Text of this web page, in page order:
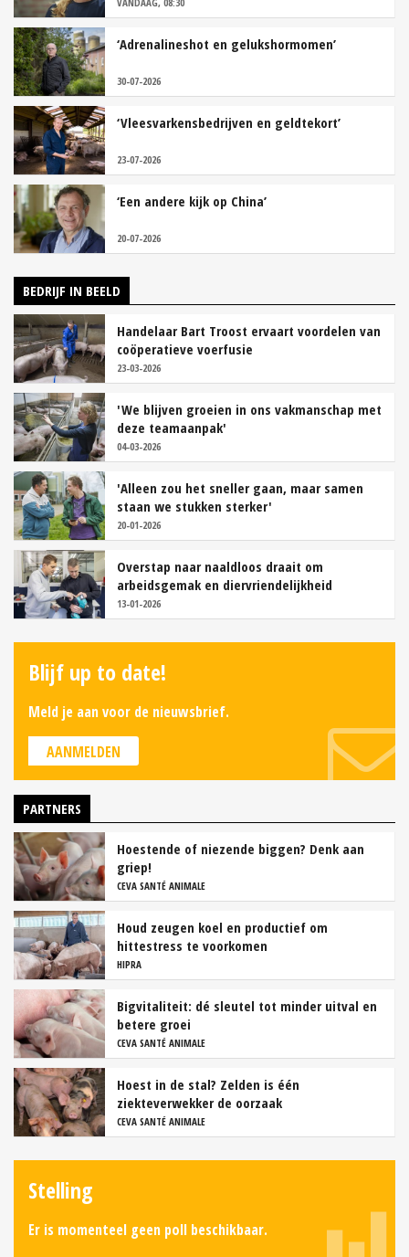
‘Adrenalineshot en gelukshormomen’
30-07-2026
‘Vleesvarkensbedrijven en geldtekort’
23-07-2026
‘Een andere kijk op China’
20-07-2026
BEDRIJF IN BEELD
Handelaar Bart Troost ervaart voordelen van
coöperatieve voerfusie
23-03-2026
'We blijven groeien in ons vakmanschap met
deze teamaanpak'
04-03-2026
'Alleen zou het sneller gaan, maar samen
staan we stukken sterker'
20-01-2026
Overstap naar naaldloos draait om
arbeidsgemak en diervriendelijkheid
13-01-2026
Blijf up to date!
Meld je aan voor de nieuwsbrief.
AANMELDEN
PARTNERS
Hoestende of niezende biggen? Denk aan
griep!
CEVA SANTÉ ANIMALE
Houd zeugen koel en productief om
hittestress te voorkomen
HIPRA
Bigvitaliteit: dé sleutel tot minder uitval en
betere groei
CEVA SANTÉ ANIMALE
Hoest in de stal? Zelden is één
ziekteverwekker de oorzaak
CEVA SANTÉ ANIMALE
Stelling
Er is momenteel geen poll beschikbaar.